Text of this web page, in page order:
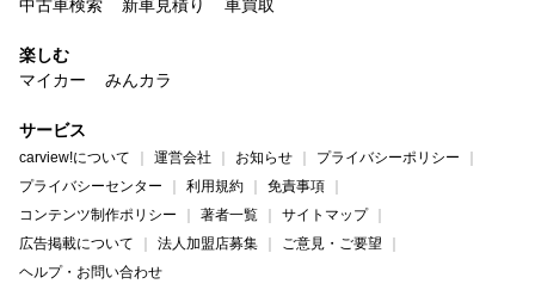
中古車検索
新車見積り 車買取
楽しむ
マイカー
みんカラ
サービス
carview!について 運営会社 お知らせ
プライバシーポリシー
プライバシーセンター
利用規約
免責事項
コンテンツ制作ポリシー
著者一覧
サイトマップ
広告掲載について
法人加盟店募集
ご意見・ご要望
ヘルプ・お問い合わせ